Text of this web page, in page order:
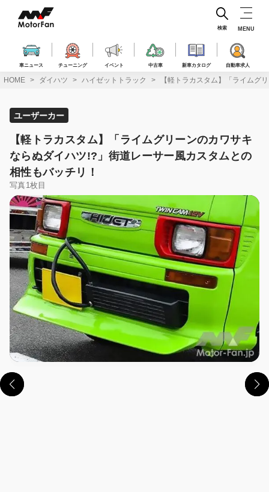
ス
車ニュース チューニング イベント 中古車 新車カタログ 自動車求人
検索 MENU
HOME ダイハツ ハイゼットトラック 【軽トラカスタム】「ライムグ
ユーザーカー
【軽トラカスタム】「ライムグリーンのカワサキ
ならぬダイハツ!?」街道レーサー風カスタムとの
相性もバッチリ！
写真1枚目